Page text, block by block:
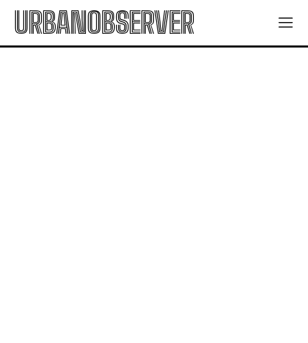
URBANOBSERVER